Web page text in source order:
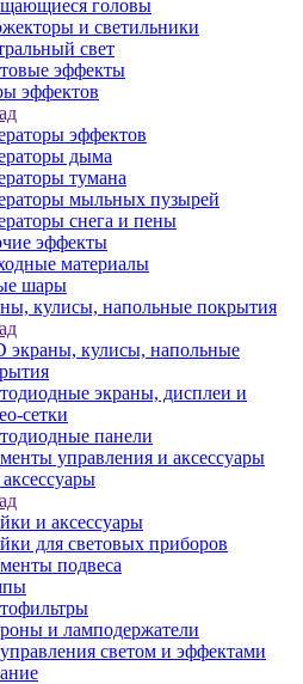
головы
и светильники
свет
эффекты
эффектов
эффектов
дыма
тумана
мыльных пузырей
снега и пены
эффекты
материалы
шары
кулисы, напольные покрытия
экраны, кулисы, напольные
экраны, дисплеи и
сетки
панели
управления и аксессуары
и аксессуары
для световых приборов
подвеса
и ламподержатели
светом и эффектами